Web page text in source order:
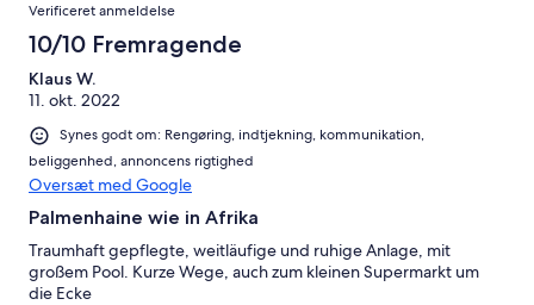
Verificeret anmeldelse
10/10 Fremragende
Klaus W.
11. okt. 2022
Synes godt om: Rengøring, indtjekning, kommunikation,
beliggenhed, annoncens rigtighed
Oversæt med Google
Palmenhaine wie in Afrika
Traumhaft gepflegte, weitläufige und ruhige Anlage, mit
großem Pool. Kurze Wege, auch zum kleinen Supermarkt um
die Ecke